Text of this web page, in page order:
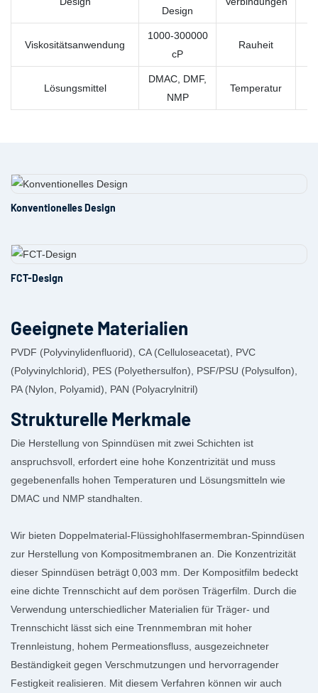
Design
Viskositätsanwendung
1000-300000
cP
Rauheit
Lösungsmittel
DMAC, DMF,
NMP
Temperatur
Geeignete Materialien
PVDF (Polyvinylidenfluorid), CA (Celluloseacetat), PVC
(Polyvinylchlorid), PES (Polyethersulfon), PSF/PSU (Polysulfon),
PA (Nylon, Polyamid), PAN (Polyacrylnitril)
Strukturelle Merkmale
Die Herstellung von Spinndüsen mit zwei Schichten ist
anspruchsvoll, erfordert eine hohe Konzentrizität und muss
gegebenenfalls hohen Temperaturen und Lösungsmitteln wie
DMAC und NMP standhalten.
Wir bieten Doppelmaterial-Flüssighohlfasermembran-Spinndüsen
zur Herstellung von Kompositmembranen an. Die Konzentrizität
dieser Spinndüsen beträgt 0,003 mm. Der Kompositfilm bedeckt
eine dichte Trennschicht auf dem porösen Trägerfilm. Durch die
Verwendung unterschiedlicher Materialien für Träger- und
Trennschicht lässt sich eine Trennmembran mit hoher
Trennleistung, hohem Permeationsfluss, ausgezeichneter
Beständigkeit gegen Verschmutzungen und hervorragender
Festigkeit realisieren. Mit diesem Verfahren können wir auch
Konventionelles Design
FCT-Design